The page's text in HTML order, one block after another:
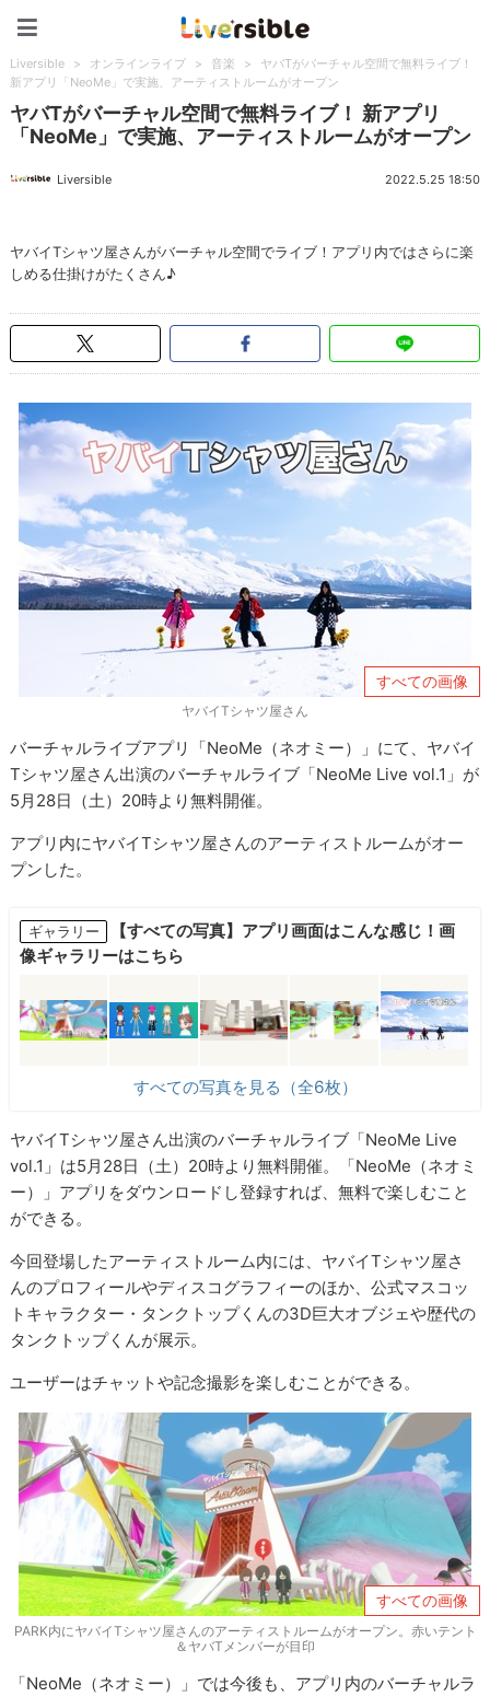
Liversible > オンラインライブ > 音楽 >
ヤバTがバーチャル空間で無料ライブ！
新アプリ「NeoMe」で実施、アーティストルームがオープン
ヤバTがバーチャル空間で無料ライブ！ 新アプリ
「NeoMe」で実施、アーティストルームがオープン
Liversible 2022.5.25 18:50
ヤバイTシャツ屋さんがバーチャル空間でライブ！アプリ内ではさらに楽
しめる仕掛けがたくさん♪
すべての画像
ヤバイTシャツ屋さん
バーチャルライブアプリ「NeoMe（ネオミー）」にて、ヤバイ
Tシャツ屋さん出演のバーチャルライブ「NeoMe Live vol.1」が
5月28日（土）20時より無料開催。
アプリ内にヤバイTシャツ屋さんのアーティストルームがオー
プンした。
ギャラリー
【すべての写真】アプリ画面はこんな感じ！画
像ギャラリーはこちら
すべての写真を見る（全6枚）
ヤバイTシャツ屋さん出演のバーチャルライブ「NeoMe Live
vol.1」は5月28日（土）20時より無料開催。「NeoMe（ネオミ
ー）」アプリをダウンロードし登録すれば、無料で楽しむこと
ができる。
今回登場したアーティストルーム内には、ヤバイTシャツ屋さ
んのプロフィールやディスコグラフィーのほか、公式マスコッ
トキャラクター・タンクトップくんの3D巨大オブジェや歴代の
タンクトップくんが展示。
ユーザーはチャットや記念撮影を楽しむことができる。
すべての画像
PARK内にヤバイTシャツ屋さんのアーティストルームがオープン。赤いテント
＆ヤバTメンバーが目印
「NeoMe（ネオミー）」では今後も、アプリ内のバーチャルラ